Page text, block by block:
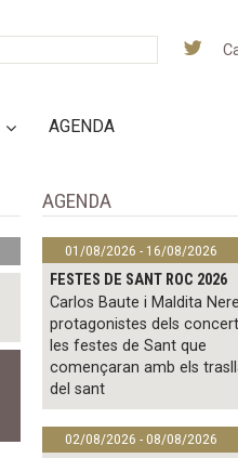
AGENDA
AGENDA
01/08/2026 - 16/08/2026
FESTES DE SANT ROC 2026
Carlos Baute i Maldita
protagonistes dels
les festes de Sant que
començaran amb els
del sant
02/08/2026 - 08/08/2026